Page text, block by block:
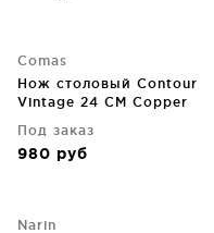
Comas
Нож столовый Contour
Vintage 24 CM Copper
Под заказ
980 руб
Narin